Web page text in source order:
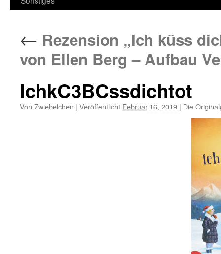
← Rezension „Ich küss
von Ellen Berg – Aufbau
IchkC3BCssdichtot
Von Zwiebelchen | Veröffentlicht Februar 16, 2019 | Die